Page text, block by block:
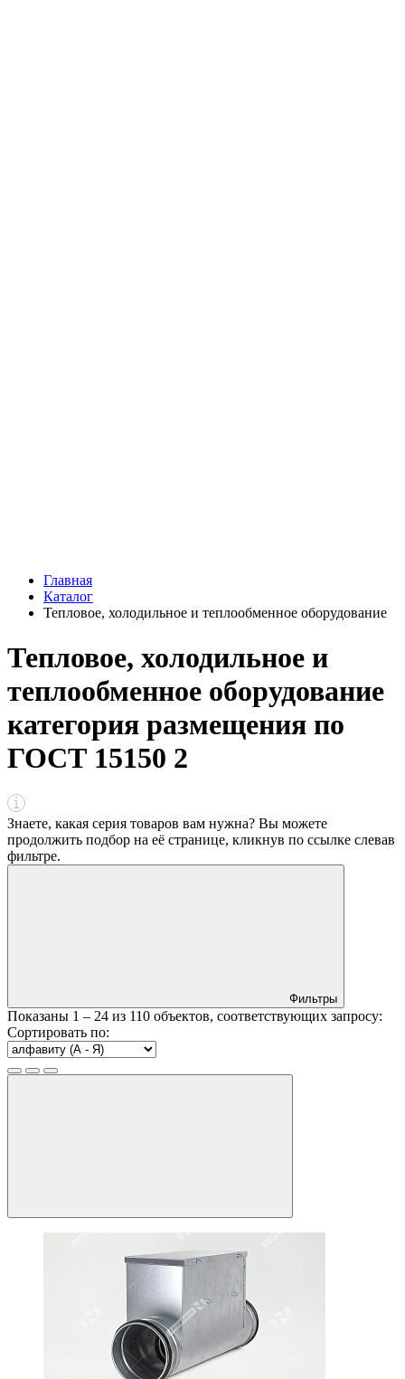
Главная
Каталог
Тепловое, холодильное и теплообменное оборудование
Тепловое, холодильное и
теплообменное оборудование
категория размещения по
ГОСТ 15150 2
Знаете, какая серия товаров вам нужна? Вы можете
продолжить подбор на её странице, кликнув по ссылке слевав
фильтре.
Фильтры
Показаны 1 – 24 из 110 объектов, соответствующих запросу:
Сортировать по: